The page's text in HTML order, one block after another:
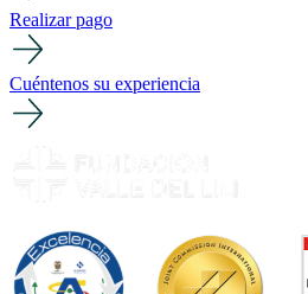
Realizar pago
Cuéntenos su experiencia